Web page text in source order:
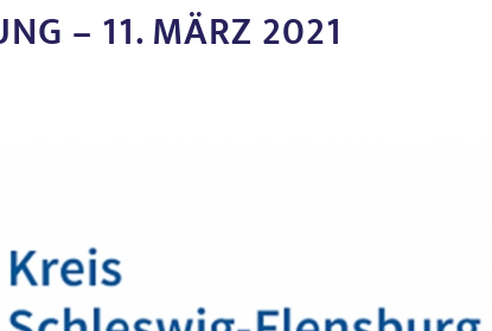
– 11. MÄRZ 2021